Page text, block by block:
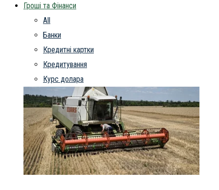
Гроші та Фінанси
All
Банки
Кредитні картки
Кредитування
Курс долара